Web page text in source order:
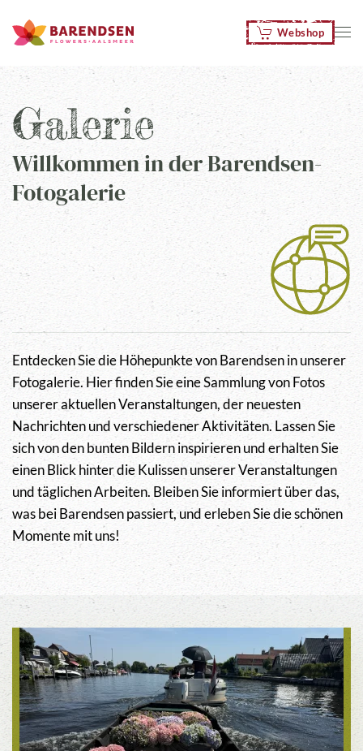
Zum Hauptinhalt springen Webshop
Galerie
Willkommen in der Barendsen-
Fotogalerie
Entdecken Sie die Höhepunkte von Barendsen in unserer
Fotogalerie. Hier finden Sie eine Sammlung von Fotos
unserer aktuellen Veranstaltungen, der neuesten
Nachrichten und verschiedener Aktivitäten. Lassen Sie
sich von den bunten Bildern inspirieren und erhalten Sie
einen Blick hinter die Kulissen unserer Veranstaltungen
und täglichen Arbeiten. Bleiben Sie informiert über das,
was bei Barendsen passiert, und erleben Sie die schönen
Momente mit uns!